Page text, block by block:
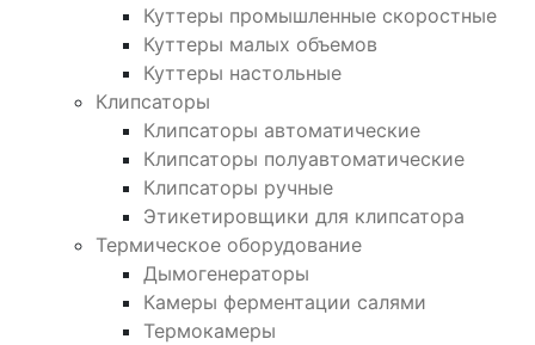
Куттеры промышленные скоростные
Куттеры малых объемов
Куттеры настольные
Клипсаторы
Клипсаторы автоматические
Клипсаторы полуавтоматические
Клипсаторы ручные
Этикетировщики для клипсатора
Термическое оборудование
Дымогенераторы
Камеры ферментации салями
Термокамеры